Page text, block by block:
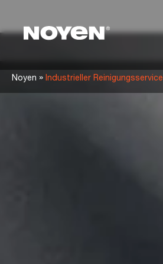
Noyen
Noyen » Industrieller Reinigungsservice